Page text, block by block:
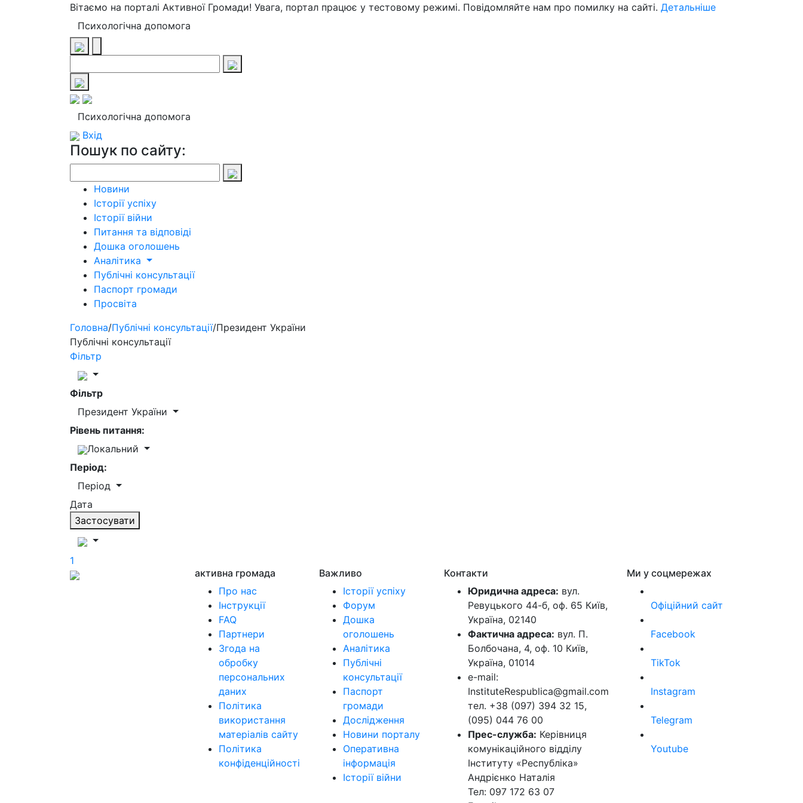
Вітаємо на порталі Активної Громади! Увага, портал працює у тестовому режимі. Повідомляйте нам про помилку на сайті. Детальніше
Психологічна допомога
Психологічна допомога
Вхід
Пошук по сайту:
Новини
Історії успіху
Історії війни
Питання та відповіді
Дошка оголошень
Аналітика
Публічні консультації
Паспорт громади
Просвіта
Головна/Публічні консультації/Президент України
Публічні консультації
Фільтр
Фільтр
Президент України
Рівень питання:
Локальний
Період:
Період
Дата
Застосувати
1
активна громада
Про нас
Інструкції
FAQ
Партнери
Згода на
обробку
персональних
даних
Політика
використання
матеріалів сайту
Політика
конфіденційності
Важливо
Історії успіху
Форум
Дошка
оголошень
Аналітика
Публічні
консультації
Паспорт
громади
Дослідження
Новини порталу
Оперативна
інформація
Історії війни
Контакти
Юридична адреса: вул.
Ревуцького 44-б, оф. 65 Київ,
Україна, 02140
Фактична адреса: вул. П.
Болбочана, 4, оф. 10 Київ,
Україна, 01014
e-mail:
InstituteRespublica@gmail.com
тел. +38 (097) 394 32 15,
(095) 044 76 00
Прес-служба: Керівниця
комунікаційного відділу
Інституту «Республіка»
Андрієнко Наталія
Тел: 097 172 63 07
Ми у соцмережах
Офіційний сайт
Facebook
TikTok
Instagram
Telegram
Youtube